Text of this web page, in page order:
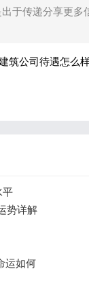
于传递分享更多
筑公司待遇怎么
平
势详解
运如何